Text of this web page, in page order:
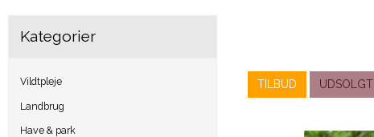
Kategorier
Vildtpleje
Landbrug
Have & park
TILBUD UDSOLGT